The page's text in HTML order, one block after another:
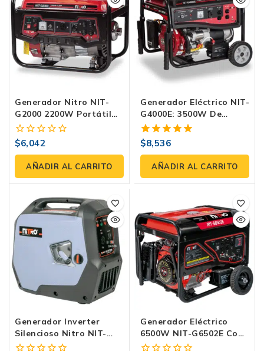
Generador Nitro NIT-
G2000 2200W Portátil
De Emergencia- Eficiente
En Combustible, Motor
De Gasolina 4 Tiempos,
Ideal Para Exteriores Y
Carga De Batería
0
fuera
5
$6,042
AÑADIR AL CARRITO
Generador Eléctrico NIT-
G4000E: 3500W De
Potencia- Ideal Para Uso
Residencial Y Comercial
5.00
fuera de 5
$8,536
AÑADIR AL CARRITO
Generador Inverter
Silencioso Nitro NIT-
GYC2000 2000W
Generador Eléctrico
6500W NIT-G6502E Con
Arranque Eléctrico | Uso